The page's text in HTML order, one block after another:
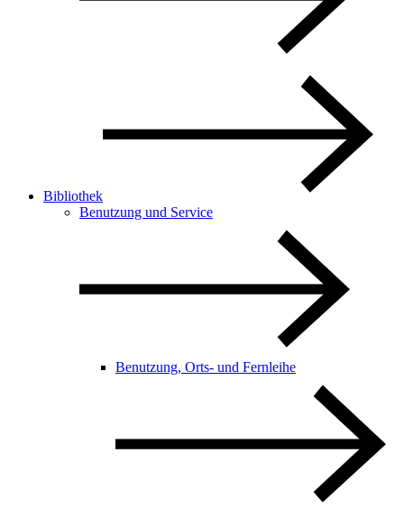
Bibliothek
Benutzung und Service
Benutzung, Orts- und Fernleihe